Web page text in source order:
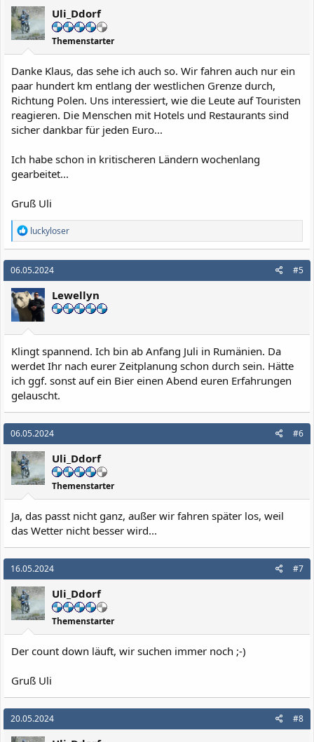
Uli_Ddorf
Themenstarter
Danke Klaus, das sehe ich auch so. Wir fahren auch nur ein
paar hundert km entlang der westlichen Grenze durch,
Richtung Polen. Uns interessiert, wie die Leute auf Touristen
reagieren. Die Menschen mit Hotels und Restaurants sind
sicher dankbar für jeden Euro...
Ich habe schon in kritischeren Ländern wochenlang
gearbeitet...
Gruß Uli
R
e
a
k
t
i
o
n
e
n
luckyloser
06.05.2024 #5
Lewellyn
Klingt spannend. Ich bin ab Anfang Juli in Rumänien. Da
werdet Ihr nach eurer Zeitplanung schon durch sein. Hätte
ich ggf. sonst auf ein Bier einen Abend euren Erfahrungen
gelauscht.
06.05.2024 #6
Uli_Ddorf
Themenstarter
Ja, das passt nicht ganz, außer wir fahren später los, weil
das Wetter nicht besser wird...
16.05.2024 #7
Uli_Ddorf
Themenstarter
Der count down läuft, wir suchen immer noch ;-)
Gruß Uli
20.05.2024 #8